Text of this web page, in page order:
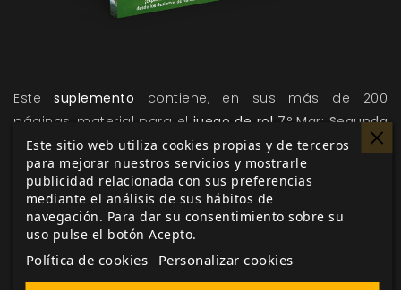
Estesuplemento contiene, en sus más de 200
páginas, material para el juego de rol 7º Mar: Segunda
edición, incluyendo nuevas mecánicas para peligros
ambientales, trasfondos, ventajas, arcanos, historias,
estilos de duelo y hechicerías. También incluye las
tres naciones del antiguo Imperio aztlán:
Alianza Nahuacana, una alianza militarista de
ciudades devotas de los mismos cuatro dioses
Este sitio web utiliza cookies propias y de terceros
para mejorar nuestros servicios y mostrarle
publicidad relacionada con sus preferencias
mediante el análisis de sus hábitos de
navegación. Para dar su consentimiento sobre su
uso pulse el botón Acepto.
Política de cookies Personalizar cookies